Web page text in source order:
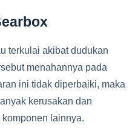
terkulai akibat dudukan
menahannya pada
ini tidak diperbaiki, maka
kerusakan dan
lainnya.